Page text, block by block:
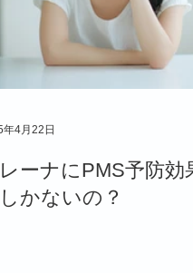
ーナにPMS予防
かないの？
年4月22日